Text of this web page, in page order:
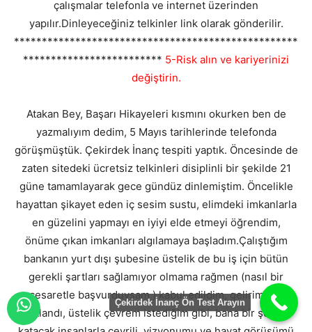
çalışmalar telefonla ve internet üzerinden
yapılır.Dinleyeceğiniz telkinler link olarak gönderilir.
***************************************************
************************* 5-Risk alın ve kariyerinizi
değiştirin.
Atakan Bey, Başarı Hikayeleri kısmını okurken ben de
yazmalıyım dedim, 5 Mayıs tarihlerinde telefonda
görüşmüştük. Çekirdek İnanç tespiti yaptık. Öncesinde de
zaten sitedeki ücretsiz telkinleri disiplinli bir şekilde 21
güne tamamlayarak gece gündüz dinlemiştim. Öncelikle
hayattan şikayet eden iç sesim sustu, elimdeki imkanlarla
en güzelini yapmayı en iyiyi elde etmeyi öğrendim,
önüme çıkan imkanları algılamaya başladım.Çalıştığım
bankanın yurt dışı şubesine üstelik de bu iş için bütün
gerekli şartları sağlamıyor olmama rağmen (nasıl bir
cesaretle başvurduysam ) kabul edildim, gelirim 3 e
katlandı, üstelik çevrem istediğim gibi, bana bir şeyler
Çekirdek İnanç Ön Test Arayın